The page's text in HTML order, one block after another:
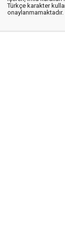
Türkçe karakter
onaylanmamaktadır.